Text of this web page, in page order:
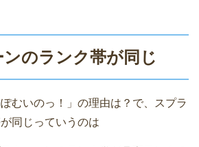
のランク帯が同じ
むいのっ！」の理由は？で、スプラ
同じっていうのは